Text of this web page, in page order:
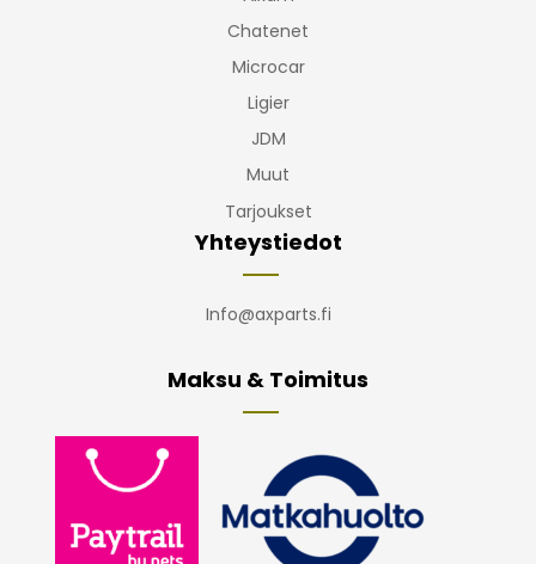
Chatenet
Microcar
Ligier
JDM
Muut
Tarjoukset
Yhteystiedot
Info@axparts.fi
Maksu & Toimitus